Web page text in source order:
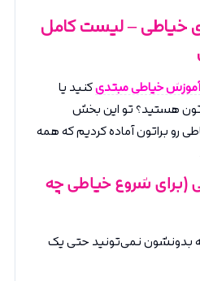
خیاطی – لیست کامل
آموزش خیاطی مبتدیکنید یا
هستید؟ تو این بخش
رو براتون آماده کردیم که همه
(برای شروع خیاطی چه
بدونشون نمی‌تونید حتی یک